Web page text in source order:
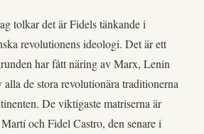
tolkar det är Fidels tänkande i
revolutionens ideologi. Det är ett
har fått näring av Marx, Lenin
de stora revolutionära traditionerna
De viktigaste matriserna är
och Fidel Castro, den senare i